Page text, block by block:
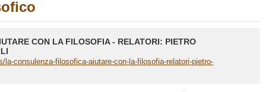
CON LA FILOSOFIA - RELATORI: PIETRO
consulenza-filosofica-aiutare-con-la-filosofia-relatori-pietro-